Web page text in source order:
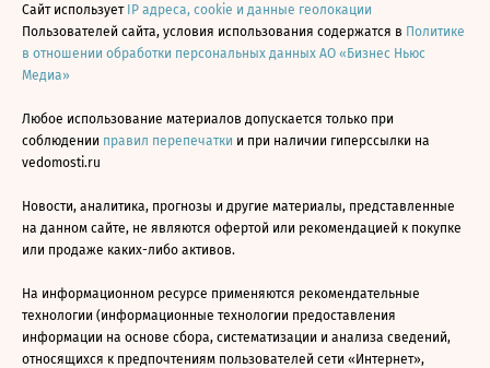
Сайт использует IP адреса, cookie и данные геолокации
Пользователей сайта, условия использования содержатся в Политике
в отношении обработки персональных данных АО «Бизнес Ньюс
Медиа»
Любое использование материалов допускается только при
соблюдении правил перепечатки и при наличии гиперссылки на
vedomosti.ru
Новости, аналитика, прогнозы и другие материалы, представленные
на данном сайте, не являются офертой или рекомендацией к покупке
или продаже каких-либо активов.
На информационном ресурсе применяются рекомендательные
технологии (информационные технологии предоставления
информации на основе сбора, систематизации и анализа сведений,
относящихся к предпочтениям пользователей сети «Интернет»,